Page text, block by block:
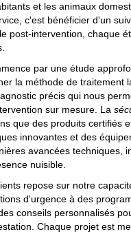
et les animaux
c'est bénéficier d'un
post-intervention, chaque
par une étude
la méthode de traitement
précis qui nous
sur mesure. La
que des produits certifiés
innovantes et des
avancées techniques,
nuisible.
repose sur notre
d'urgence à des
conseils personnalisés
Chaque projet est